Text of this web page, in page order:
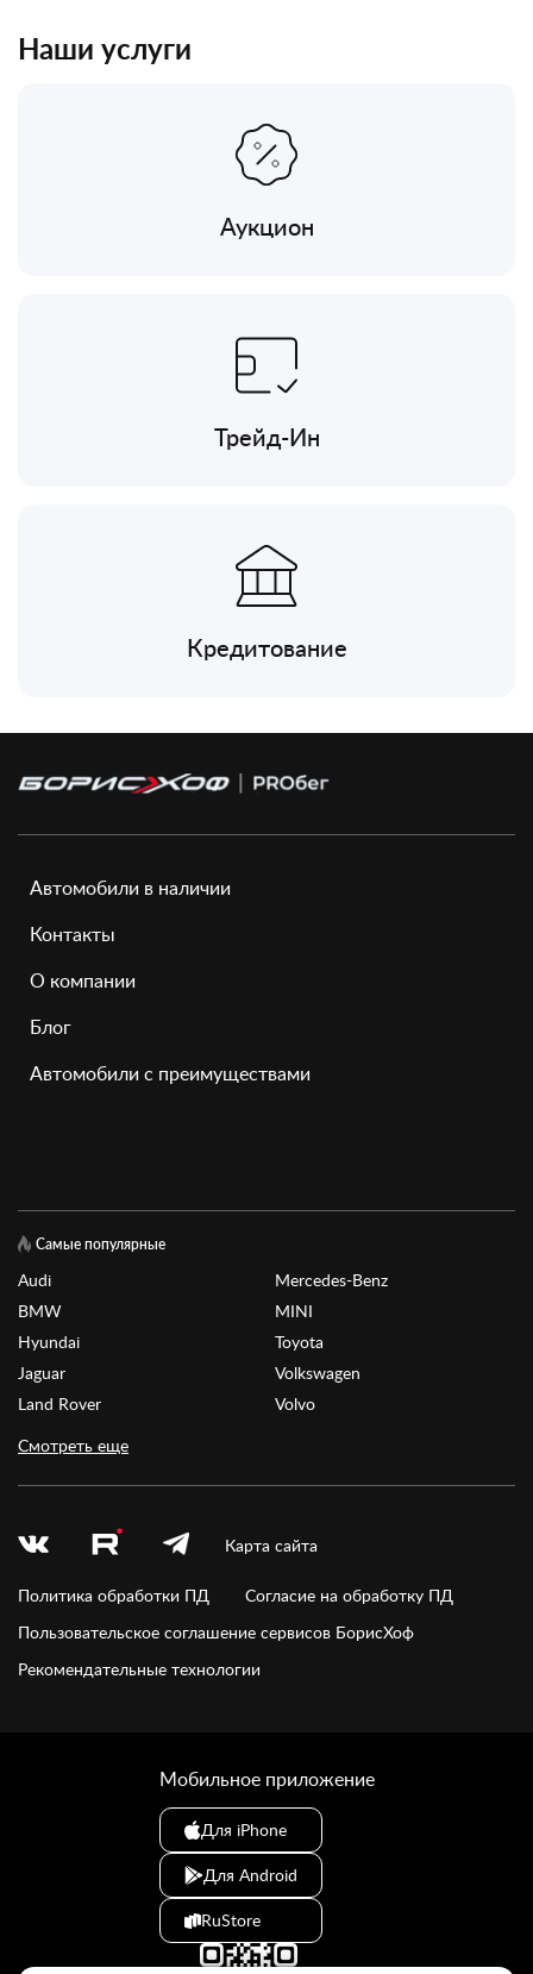
Наши услуги
Аукцион
Трейд-Ин
Кредитование
Автомобили в наличии
Контакты
О компании
Блог
Автомобили с преимуществами
Самые популярные
Audi
BMW
Hyundai
Jaguar
Land Rover
Mercedes-Benz
MINI
Toyota
Volkswagen
Volvo
Смотреть еще
Карта сайта
Политика обработки ПД
Согласие на обработку ПД
Пользовательское соглашение сервисов БорисХоф
Рекомендательные технологии
Мобильное приложение
Для iPhone
Для Android
RuStore